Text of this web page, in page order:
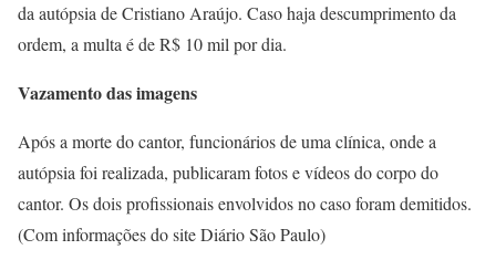
da autópsia de Cristiano Araújo. Caso haja descumprimento da
ordem, a multa é de R$ 10 mil por dia.
Vazamento das imagens
Após a morte do cantor, funcionários de uma clínica, onde a
autópsia foi realizada, publicaram fotos e vídeos do corpo do
cantor. Os dois profissionais envolvidos no caso foram demitidos.
(Com informações do site Diário São Paulo)